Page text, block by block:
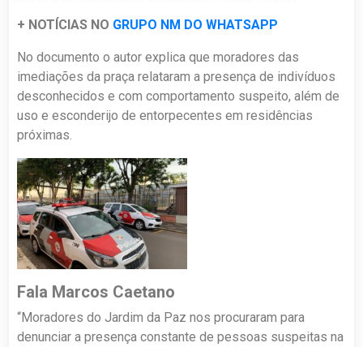
+ NOTÍCIAS NO GRUPO NM DO WHATSAPP
No documento o autor explica que moradores das
imediações da praça relataram a presença de indivíduos
desconhecidos e com comportamento suspeito, além de
uso e esconderijo de entorpecentes em residências
próximas.
Fala Marcos Caetano
“Moradores do Jardim da Paz nos procuraram para
denunciar a presença constante de pessoas suspeitas na